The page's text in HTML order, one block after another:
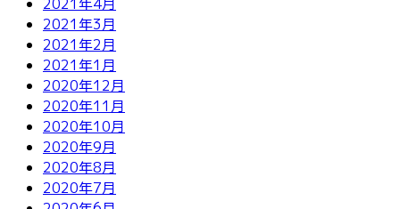
2021年3月
2021年2月
2021年1月
2020年12月
2020年11月
2020年10月
2020年9月
2020年8月
2020年7月